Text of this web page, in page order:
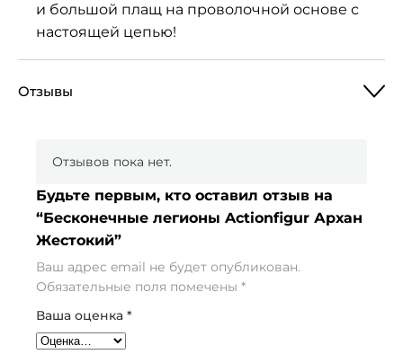
и большой плащ на проволочной основе с
настоящей цепью!
Отзывы
Отзывов пока нет.
Будьте первым, кто оставил отзыв на
“Бесконечные легионы Actionfigur Архан
Жестокий”
Ваш адрес email не будет опубликован.
Обязательные поля помечены *
Ваша оценка *